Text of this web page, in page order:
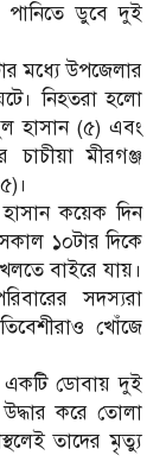
পানিতে ডুবে দুই
মধ্যে উপজেলার
নিহতরা হলো
হাসান (৫) এবং
মীরগঞ্জ
কয়েক দিন
১০টার দিকে
বাইরে যায়।
সদস্যরা
খোঁজে
একটি ডোবায় দুই
উদ্ধার করে তোলা
তাদের মৃত্যু